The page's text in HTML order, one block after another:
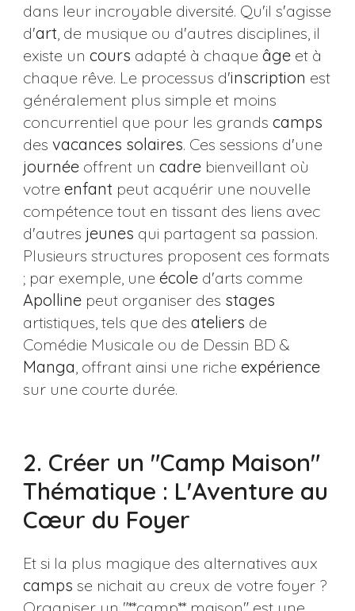
dans leur incroyable diversité. Qu'il s'agisse
d'art, de musique ou d'autres disciplines, il
existe un cours adapté à chaque âgeet à
chaque rêve. Le processus d'inscription est
généralement plus simple et moins
concurrentiel que pour les grands camps
des vacances solaires. Ces sessions d'une
journéeoffrent un cadrebienveillant où
votre enfant peut acquérir une nouvelle
compétence tout en tissant des liens avec
d'autres jeunes qui partagent sa passion.
Plusieurs structures proposent ces formats
; par exemple, une écoled'arts comme
Apollinepeut organiser des stages
artistiques, tels que des ateliers de
Comédie Musicale ou de Dessin BD &
Manga, offrant ainsi une riche expérience
sur une courte durée.
2. Créer un "Camp Maison"
Thématique : L'Aventure au
Cœur du Foyer
Et si la plus magique des alternatives aux
camps se nichait au creux de votre foyer ?